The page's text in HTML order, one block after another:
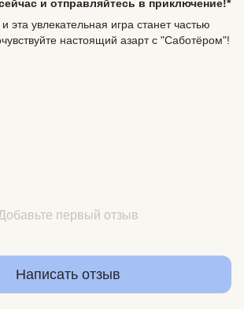
и отправляйтесь в приключение!*
эта увлекательная игра станет частью
настоящий азарт с "Саботёром"!
первый отзыв
Написать отзыв